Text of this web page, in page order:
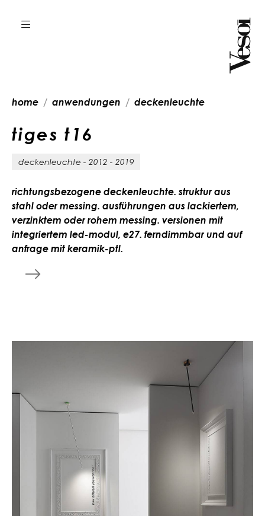
home anwendungen deckenleuchte
tiges t 1 6
deckenleuchte - 2012 - 2019
richtungsbezogene deckenleuchte. struktur aus
stahl oder messing. ausführungen aus lackiertem,
verzinktem oder rohem messing. versionen mit
integriertem led-modul, e27. ferndimmbar und auf
anfrage mit keramik-ptl.